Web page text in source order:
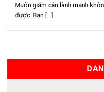
Muốn giảm cân lành mạnh
được. Bạn [...]